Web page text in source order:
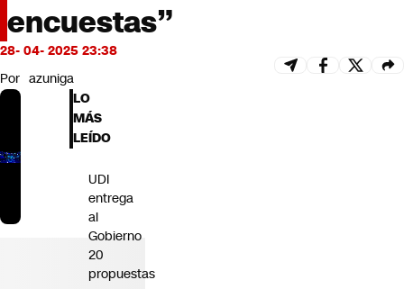
encuestas”
28- 04- 2025 23:38
Por azuniga
LO
MÁS
LEÍDO
UDI
entrega
al
Gobierno
20
propuestas